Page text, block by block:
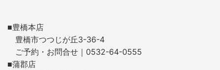
■豊橋本店
豊橋市つつじが丘3-36-4
ご予約・お問合せ｜0532-64-0555
■蒲郡店